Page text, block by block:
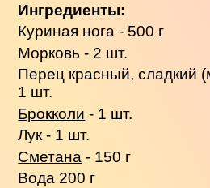
Ингредиенты:
Куриная нога - 500 г
Морковь - 2 шт.
Перец красный, сладкий
1 шт.
Брокколи - 1 шт.
Лук - 1 шт.
Сметана - 150 г
Вода 200 г